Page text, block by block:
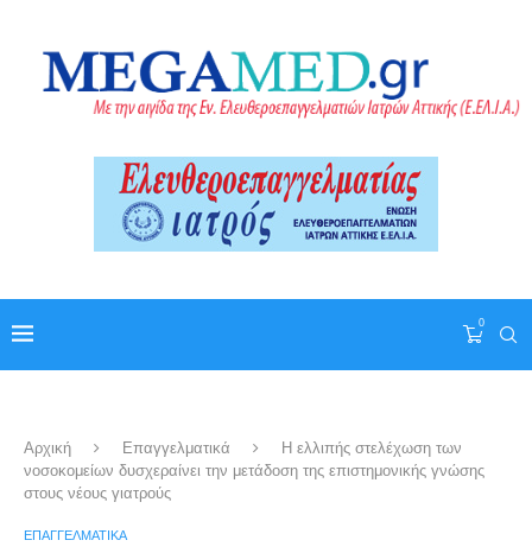
0
Αρχική Επαγγελματικά
Η ελλιπής στελέχωση των
νοσοκομείων δυσχεραίνει την μετάδοση της επιστημονικής γνώσης
στους νέους γιατρούς
ΕΠΑΓΓΕΛΜΑΤΙΚΆ